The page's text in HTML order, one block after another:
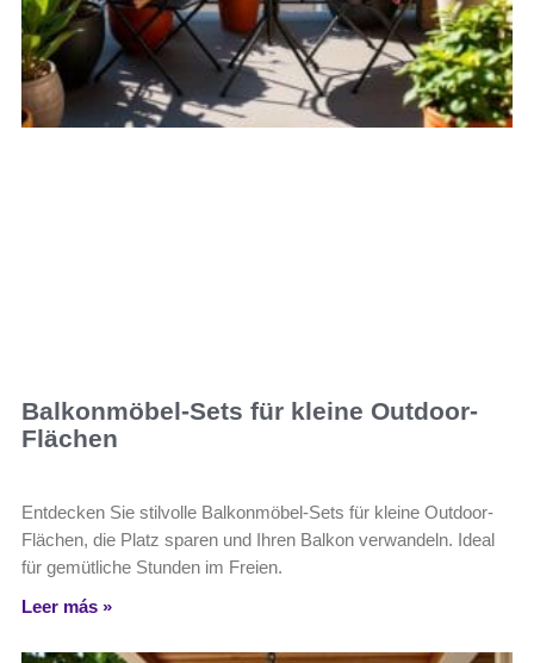
Balkonmöbel-Sets für kleine Outdoor-
Flächen
Entdecken Sie stilvolle Balkonmöbel-Sets für kleine Outdoor-
Flächen, die Platz sparen und Ihren Balkon verwandeln. Ideal
für gemütliche Stunden im Freien.
Leer más »